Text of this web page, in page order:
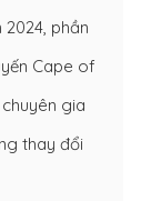
phần
Cape of
gia
thay đổi